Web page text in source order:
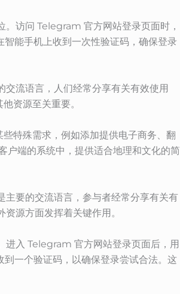
访问 Telegram 官方网站登录页面时，
能手机上收到一次性验证码，确保登录
流语言，人们经常分享有关有效使用
资源至关重要。
特殊需求，例如添加提供电子商务、翻
户端的系统中，提供适合地理和文化的简
要的交流语言，参与者经常分享有关有
源方面发挥着关键作用。
进入 Telegram 官方网站登录页面后，用
一个验证码，以确保登录尝试合法。这